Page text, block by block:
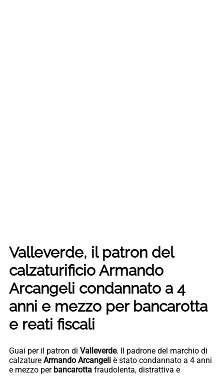
Valleverde, il patron del
calzaturificio Armando
Arcangeli condannato a 4
anni e mezzo per bancarotta
e reati fiscali
Guai per il patron di Valleverde. Il padrone del marchio di
calzature Armando Arcangeli è stato condannato a 4 anni
e mezzo per bancarotta fraudolenta, distrattiva e